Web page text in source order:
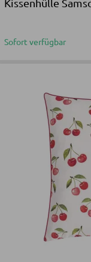
Kissenhülle
Sofort verfügbar